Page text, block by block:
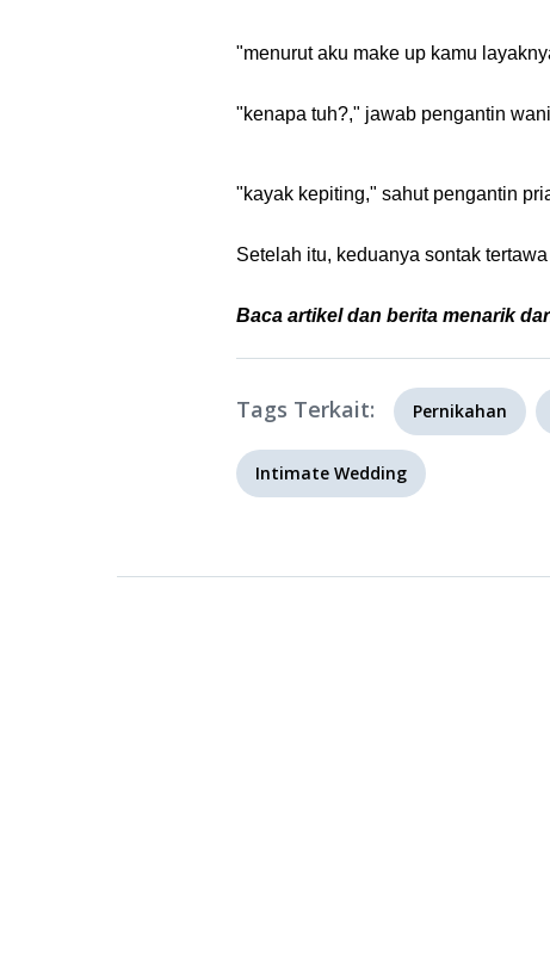
"menurut aku make up kamu
"kenapa tuh?," jawab pengantin
"kayak kepiting," sahut pengantin
Setelah itu, keduanya sontak
Baca artikel dan berita menarik
Tags Terkait: Pernikahan
Intimate Wedding